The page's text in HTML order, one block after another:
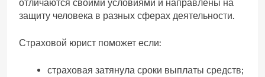
отличаются своими условиями и направлены на
защиту человека в разных сферах деятельности.
Страховой юрист поможет если:
страховая затянула сроки выплаты средств;